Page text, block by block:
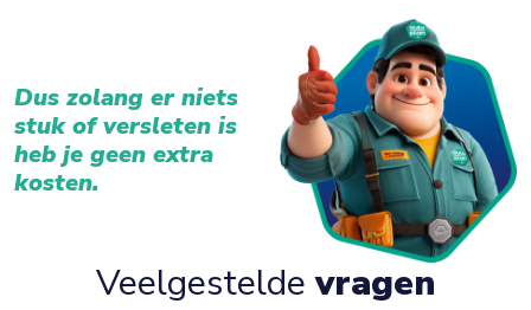
Dus zolang er niets
stuk of versleten is
heb je geen extra
kosten.
Veelgesteldevragen